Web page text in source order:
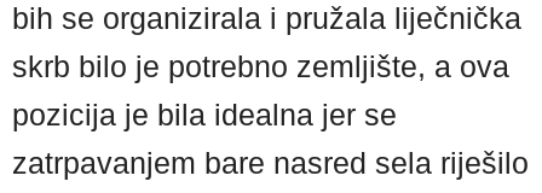
bih se organizirala i pružala liječnička
skrb bilo je potrebno zemljište, a ova
pozicija je bila idealna jer se
zatrpavanjem bare nasred sela riješilo